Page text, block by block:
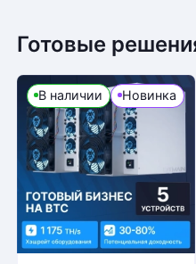
Возврат товара
Для того, чтобы
необходимо связаться с
оформлял покупку.
в соответствии с
проверки оборудования
Есть вопрос?
Готовые
В наличии Новинка